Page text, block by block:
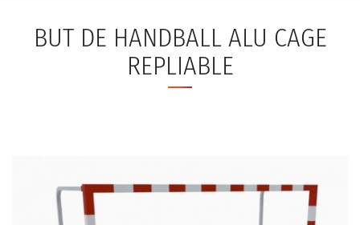
BUT DE HANDBALL ALU CAGE
REPLIABLE